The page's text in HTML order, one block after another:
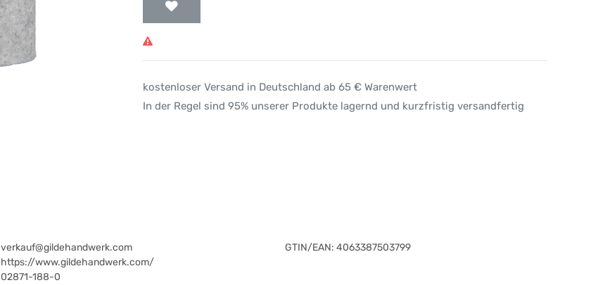
kostenloser Versand in Deutschland ab 65 € Warenwert
In der Regel sind 95% unserer Produkte lagernd und kurzfristig versandfertig
verkauf@gildehandwerk.com
https://www.gildehandwerk.com/
02871-188-0
GTIN/EAN: 4063387503799